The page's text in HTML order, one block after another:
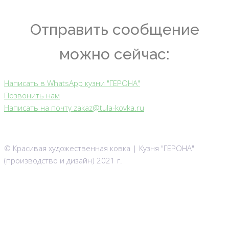
Отправить сообщение
можно сейчас:
Написать в WhatsApp кузни "ГЕРОНА"
Позвонить нам
Написать на почту zakaz@tula-kovka.ru
© Красивая художественная ковка | Кузня "ГЕРОНА"
(производство и дизайн) 2021 г.